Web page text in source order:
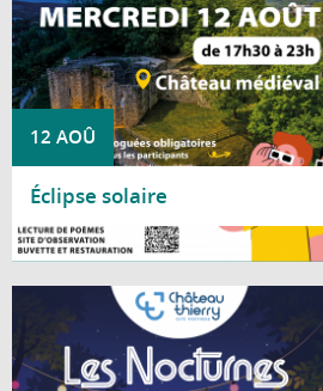
12 AOÛ
Éclipse solaire
Lire la suite
Cet été, le Centre social La Rotonde vous
invite à partager deux soirées conviviales
placées sous le signe de la bonne humeur
et de la musique.